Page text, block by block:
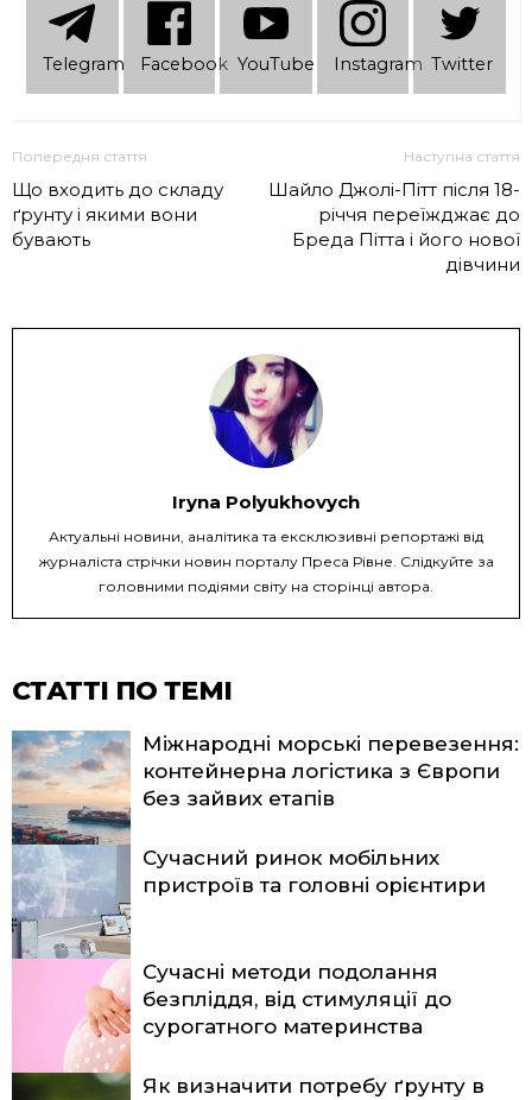
Telеgram Facebook YouTube Instagram Twitter
Попередня стаття
Що входить до складу
ґрунту і якими вони
бувають
Наступна стаття
Шайло Джолі-Пітт після 18-
річчя переїжджає до
Бреда Пітта і його нової
дівчини
Iryna Polyukhovych
Актуальні новини, аналітика та ексклюзивні репортажі від
журналіста стрічки новин порталу Преса Рівне. Слідкуйте за
головними подіями світу на сторінці автора.
СТАТТІ ПО ТЕМІ
Міжнародні морські перевезення:
контейнерна логістика з Європи
без зайвих етапів
Сучасний ринок мобільних
пристроїв та головні орієнтири
Сучасні методи подолання
безпліддя, від стимуляції до
сурогатного материнства
Як визначити потребу ґрунту в